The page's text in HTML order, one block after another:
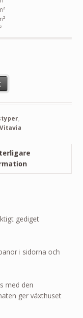
,
Vitavia
gediget
i sidorna och
med den
ger växthuset